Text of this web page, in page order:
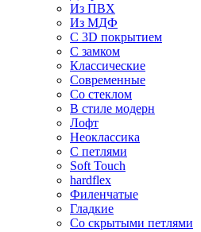
Из ПВХ
Из МДФ
С 3D покрытием
С замком
Классические
Современные
Со стеклом
В стиле модерн
Лофт
Неоклассика
С петлями
Soft Touch
hardflex
Филенчатые
Гладкие
Со скрытыми петлями